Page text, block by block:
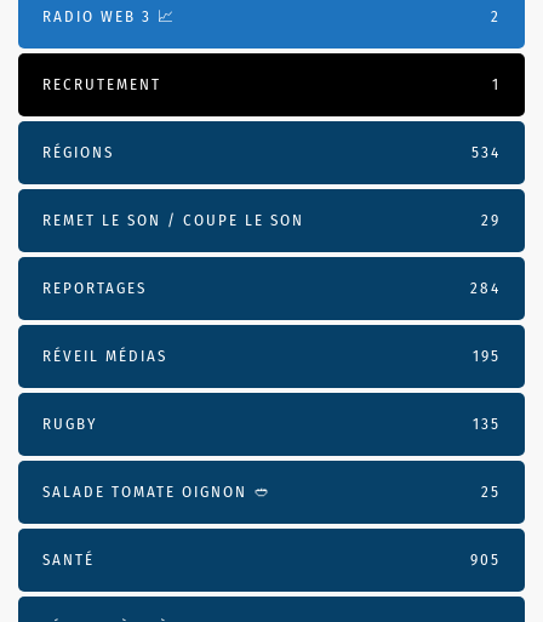
RADIO WEB 3 📈 2
RECRUTEMENT 1
RÉGIONS 534
REMET LE SON / COUPE LE SON 29
REPORTAGES 284
RÉVEIL MÉDIAS 195
RUGBY 135
SALADE TOMATE OIGNON 🥙 25
SANTÉ 905